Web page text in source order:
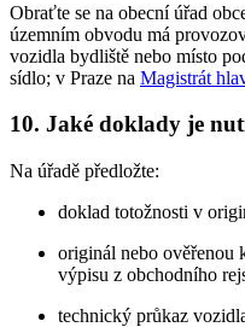
Obraťte se na obecní úřad
územním obvodu má
vozidla bydliště nebo místo
sídlo; v Praze na Magistrát
10. Jaké doklady je
Na úřadě předložte:
doklad totožnosti v
originál nebo ověřenou
výpisu z obchodního
technický průkaz